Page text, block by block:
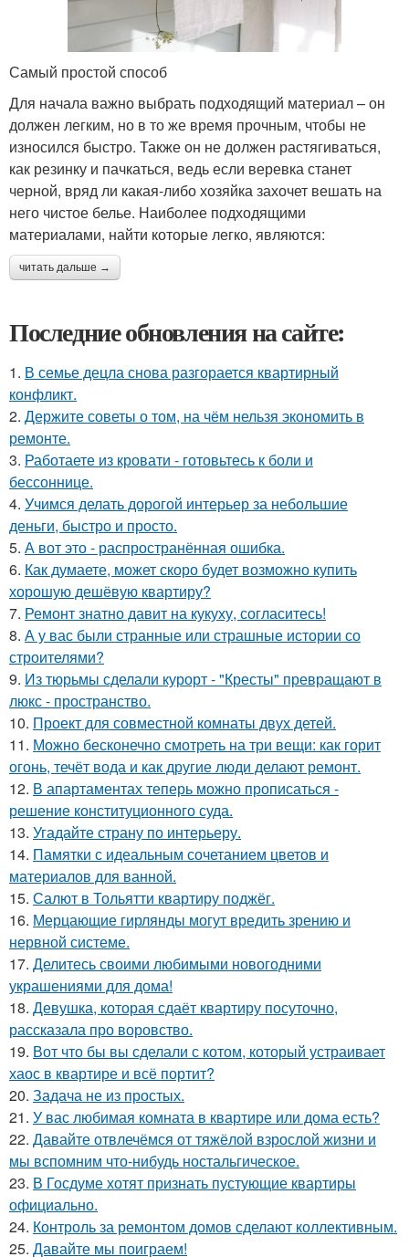
Самый простой способ
Для начала важно выбрать подходящий материал – он
должен легким, но в то же время прочным, чтобы не
износился быстро. Также он не должен растягиваться,
как резинку и пачкаться, ведь если веревка станет
черной, вряд ли какая-либо хозяйка захочет вешать на
него чистое белье. Наиболее подходящими
материалами, найти которые легко, являются:
читать дальше →
Последние обновления на сайте:
1. В семье децла снова разгорается квартирный
конфликт.
2. Держите советы о том, на чём нельзя экономить в
ремонте.
3. Работаете из кровати - готовьтесь к боли и
бессоннице.
4. Учимся делать дорогой интерьер за небольшие
деньги, быстро и просто.
5. А вот это - распространённая ошибка.
6. Как думаете, может скоро будет возможно купить
хорошую дешёвую квартиру?
7. Ремонт знатно давит на кукуху, согласитесь!
8. А у вас были странные или страшные истории со
строителями?
9. Из тюрьмы сделали курорт - "Кресты" превращают в
люкс - пространство.
10. Проект для совместной комнаты двух детей.
11. Можно бесконечно смотреть на три вещи: как горит
огонь, течёт вода и как другие люди делают ремонт.
12. В апартаментах теперь можно прописаться -
решение конституционного суда.
13. Угадайте страну по интерьеру.
14. Памятки с идеальным сочетанием цветов и
материалов для ванной.
15. Салют в Тольятти квартиру поджёг.
16. Мерцающие гирлянды могут вредить зрению и
нервной системе.
17. Делитесь своими любимыми новогодними
украшениями для дома!
18. Девушка, которая сдаёт квартиру посуточно,
рассказала про воровство.
19. Вот что бы вы сделали с котом, который устраивает
хаос в квартире и всё портит?
20. Задача не из простых.
21. У вас любимая комната в квартире или дома есть?
22. Давайте отвлечёмся от тяжёлой взрослой жизни и
мы вспомним что-нибудь ностальгическое.
23. В Госдуме хотят признать пустующие квартиры
официально.
24. Контроль за ремонтом домов сделают коллективным.
25. Давайте мы поиграем!